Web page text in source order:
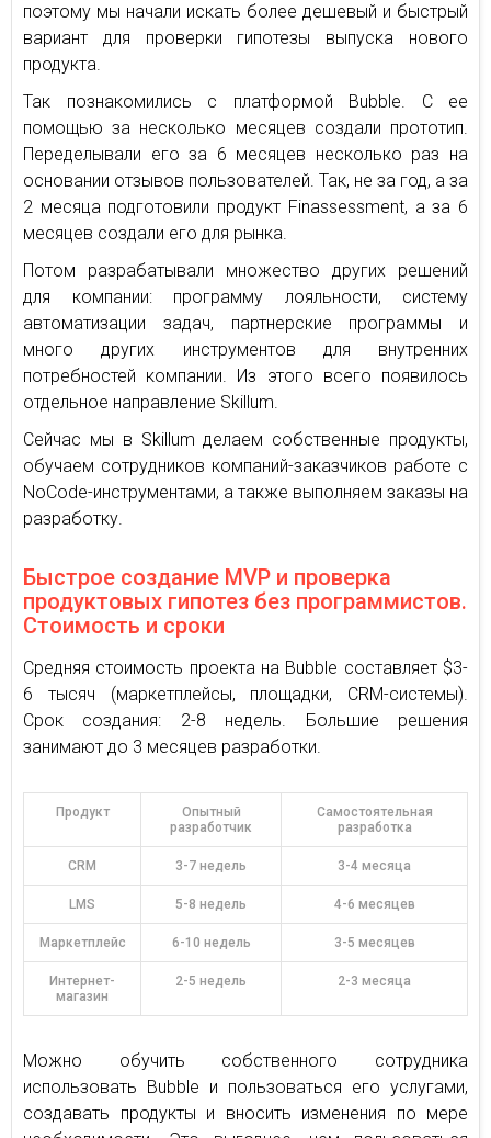
поэтому мы начали искать более дешевый и быстрый
вариант для проверки гипотезы выпуска нового
продукта.
Так познакомились с платформой Bubble. С ее
помощью за несколько месяцев создали прототип.
Переделывали его за 6 месяцев несколько раз на
основании отзывов пользователей. Так, не за год, а за
2 месяца подготовили продукт Finassessment, а за 6
месяцев создали его для рынка.
Потом разрабатывали множество других решений
для компании: программу лояльности, систему
автоматизации задач, партнерские программы и
много других инструментов для внутренних
потребностей компании. Из этого всего появилось
отдельное направление Skillum.
Сейчас мы в Skillum делаем собственные продукты,
обучаем сотрудников компаний-заказчиков работе с
NoCode-инструментами, а также выполняем заказы на
разработку.
Быстрое создание MVP и проверка
продуктовых гипотез без программистов.
Стоимость и сроки
Средняя стоимость проекта на Bubble составляет $3-
6 тысяч (маркетплейсы, площадки, CRM-системы).
Срок создания: 2-8 недель. Большие решения
занимают до 3 месяцев разработки.
Продукт
Опытный
разработчик
Самостоятельная
разработка
CRM 3-7 недель 3-4 месяца
LMS 5-8 недель 4-6 месяцев
Маркетплейс 6-10 недель 3-5 месяцев
Интернет-
магазин
2-5 недель 2-3 месяца
Можно обучить собственного сотрудника
использовать Bubble и пользоваться его услугами,
создавать продукты и вносить изменения по мере